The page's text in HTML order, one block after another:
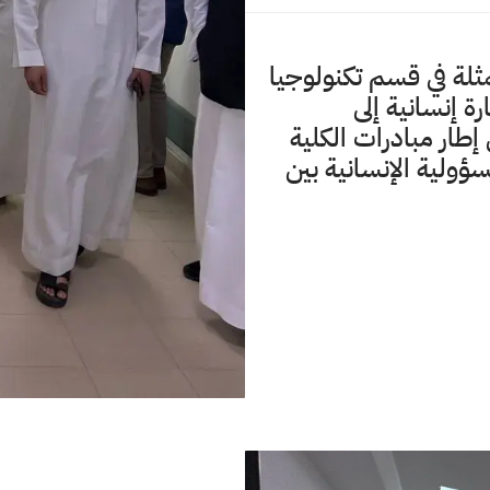
في قسم تكنولوجيا
إنسانية إلى
مبادرات الكلية
الإنسانية بين